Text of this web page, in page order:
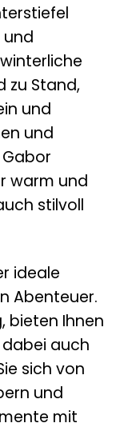
und
zu Stand,
und
und
warm und
stilvoll
ideale
Abenteuer.
bieten Ihnen
auch
sich von
und
mit